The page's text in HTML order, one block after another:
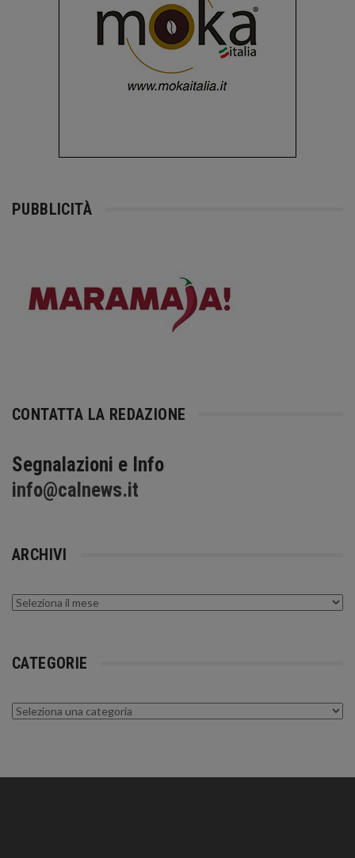
PUBBLICITÀ
CONTATTA LA REDAZIONE
Segnalazioni e Info
info@calnews.it
ARCHIVI
Archivi
CATEGORIE
Categorie